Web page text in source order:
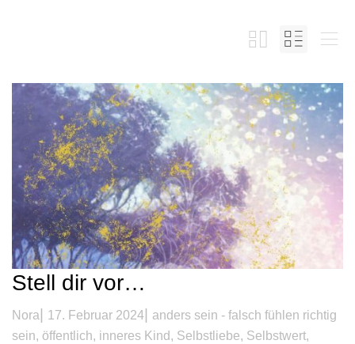
Stell dir vor…
Nora 17. Februar 2024
anders sein - falsch fühlen richtig
sein, öffentlich, inneres Kind , Selbstliebe, Selbstwert,